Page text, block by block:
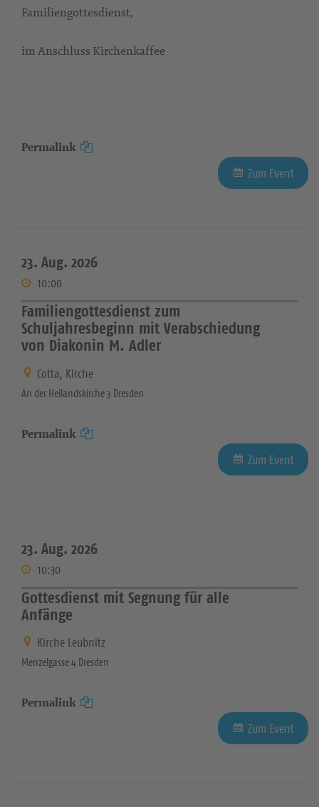
Familiengottesdienst,
im Anschluss Kirchenkaffee
Permalink
Zum Event
23. Aug. 2026
10:00
Familiengottesdienst zum
Schuljahresbeginn mit Verabschiedung
von Diakonin M. Adler
Cotta, Kirche
An der Heilandskirche 3 Dresden
Permalink
Zum Event
23. Aug. 2026
10:30
Gottesdienst mit Segnung für alle
Anfänge
Kirche Leubnitz
Menzelgasse 4 Dresden
Permalink
Zum Event